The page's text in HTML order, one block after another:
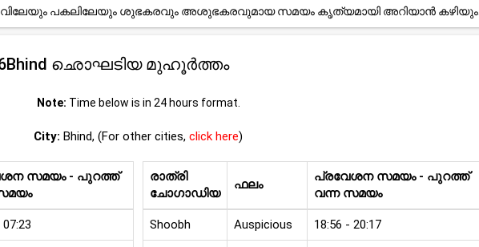
പകലിലേയും ശുഭകരവും അശുഭകരവുമായ സമയം കൃത്യമായി അറിയാൻ കഴിയും.
ഛൊഘടിയ മുഹൂർത്തം
Note: Time below is in 24 hours format.
City: Bhind, (For other cities, click here)
സമയം - പുറത്ത്
രാത്രി
ചോഗാഡിയ
ഫലം
പ്രവേശന സമയം - പുറത്ത്
വന്ന സമയം
Shoobh Auspicious 18:56 - 20:17